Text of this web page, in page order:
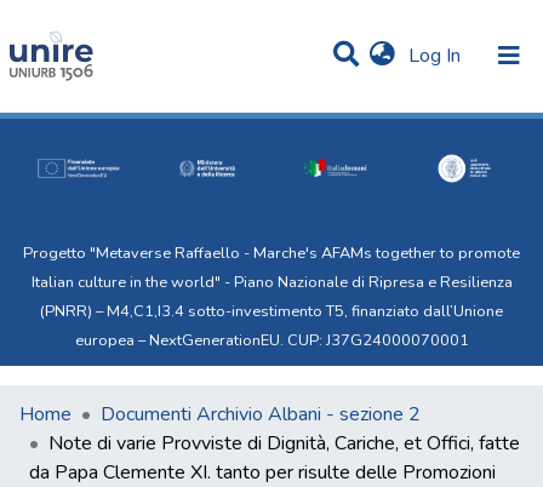
Log In (current)
Statistics
Progetto "Metaverse Raffaello - Marche's AFAMs together to promote
Italian culture in the world" - Piano Nazionale di Ripresa e Resilienza
(PNRR) – M4,C1,I3.4 sotto-investimento T5, finanziato dall’Unione
europea – NextGenerationEU. CUP: J37G24000070001
Home
Documenti Archivio Albani - sezione 2
Note di varie Provviste di Dignità, Cariche, et Offici, fatte
da Papa Clemente XI. tanto per risulte delle Promozioni